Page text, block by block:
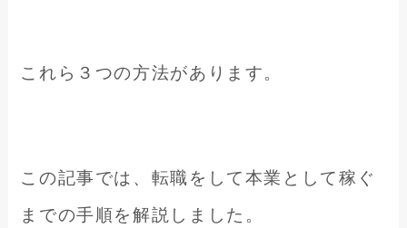
これら３つの方法があります。
この記事では、転職をして本業として稼ぐ
までの手順を解説しました。